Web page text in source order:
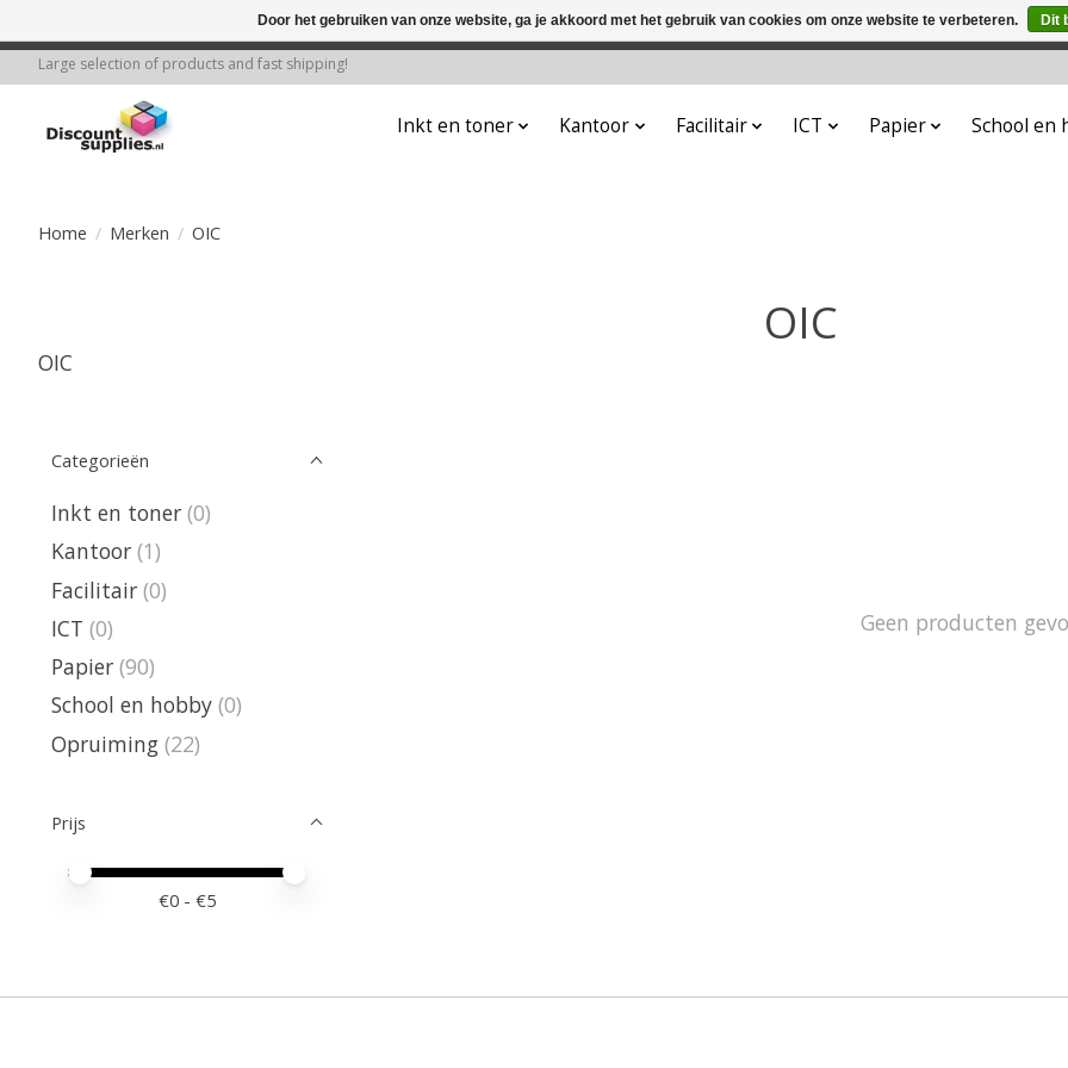
Large selection of products and fast shipping!
Inkt en toner Kantoor Facilitair ICT Papier School en
Home / Merken / OIC
OIC
OIC
Categorieën
Inkt en toner (0)
Kantoor (1)
Facilitair (0)
ICT (0)
Papier (90)
School en hobby (0)
Opruiming (22)
Prijs
Minimale prijswaarde
Price maximum value
€0 - €5
Geen producten
Door het gebruiken van onze website, ga je akkoord met het gebruik van cookies om onze website te verbeteren. Dit
← Keer terug naar de backofficeDeze winkel is in aanbouw. Eventueel geplaatste orders zullen niet